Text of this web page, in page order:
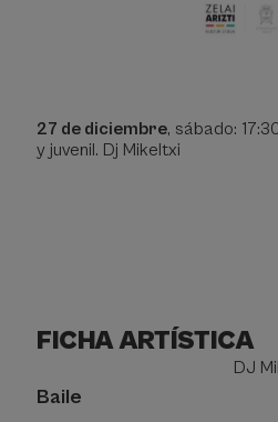
27 de diciembre, sábado:
y juvenil. Dj Mikeltxi
FICHA ARTÍSTICA
artística
Baile
DJ